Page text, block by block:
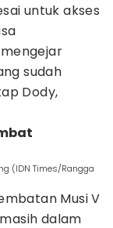
untuk akses
sudah
Dody,
(IDN Times/Rangga
Musi V
dalam